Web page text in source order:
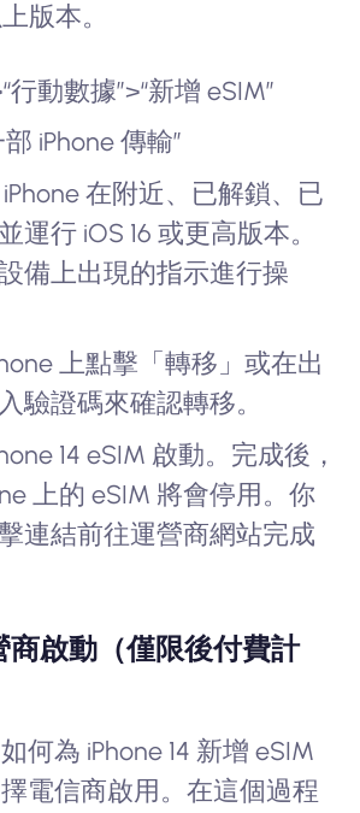
版本。
行動數據”>“新增 eSIM”
iPhone 傳輸”
在附近、已解鎖、已
運行 iOS 16 或更高版本。
備上出現的指示進行操
上點擊「轉移」或在出
驗證碼來確認轉移。
14 eSIM 啟動。完成後，
上的 eSIM 將會停用。你
連結前往運營商網站完成
商啟動（僅限後付費計
何為 iPhone 14 新增 eSIM
電信商啟用。在這個過程